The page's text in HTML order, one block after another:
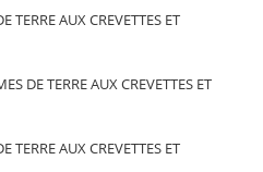
TERRE AUX CREVETTES ET
DE TERRE AUX CREVETTES ET
TERRE AUX CREVETTES ET